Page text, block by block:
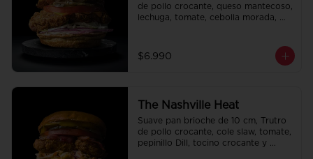
de pollo crocante, queso mantecoso,
lechuga, tomate, cebolla morada,
$6.990
The Nashville Heat
Suave pan brioche de 10 cm, Trutro
de pollo crocante, cole slaw, tomate,
pepinillo Dill, tocino crocante y